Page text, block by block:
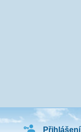
Přihlášení